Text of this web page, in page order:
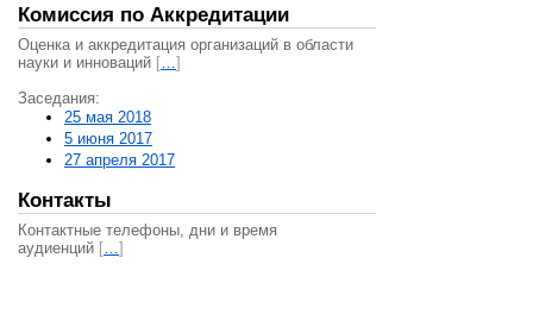
Комиссия по Аккредитации
Оценка и аккредитация организаций в области
науки и инноваций […]
Заседания:
25 мая 2018
5 июня 2017
27 апреля 2017
Контакты
Контактные телефоны, дни и время
аудиенций […]